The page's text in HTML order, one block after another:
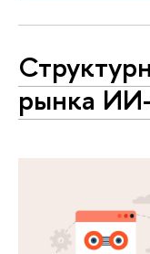
рынка